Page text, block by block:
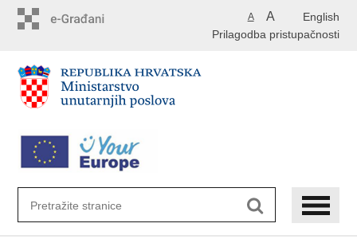
English
A A
Prilagodba pristupačnosti